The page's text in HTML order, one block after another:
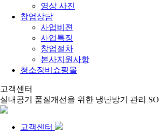
영상 사진
창업상담
사업비젼
사업특징
창업절차
본사지원사항
청소장비쇼핑몰
고객센터
실내공기 품질개선을 위한 냉난방기 관리
고객센터